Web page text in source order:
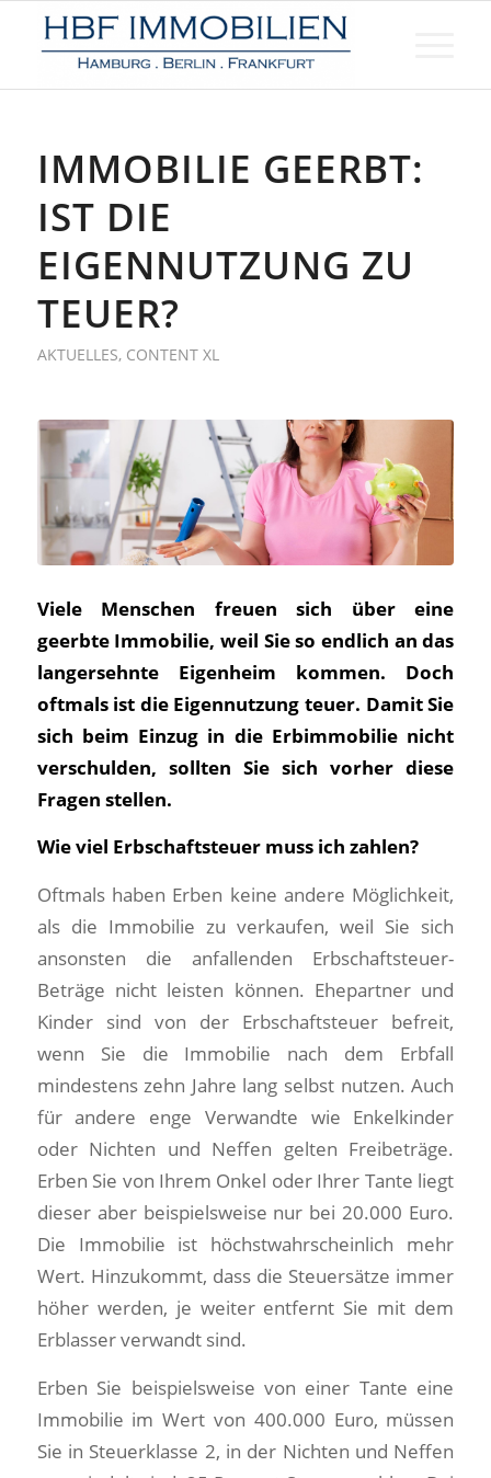
IMMOBILIE GEERBT:
IST DIE
EIGENNUTZUNG ZU
TEUER?
AKTUELLES, CONTENT XL
Viele Menschen freuen sich über eine
geerbte Immobilie, weil Sie so endlich an das
langersehnte Eigenheim kommen. Doch
oftmals ist die Eigennutzung teuer. Damit Sie
sich beim Einzug in die Erbimmobilie nicht
verschulden, sollten Sie sich vorher diese
Fragen stellen.
Wie viel Erbschaftsteuer muss ich zahlen?
Oftmals haben Erben keine andere Möglichkeit,
als die Immobilie zu verkaufen, weil Sie sich
ansonsten die anfallenden Erbschaftsteuer-
Beträge nicht leisten können. Ehepartner und
Kinder sind von der Erbschaftsteuer befreit,
wenn Sie die Immobilie nach dem Erbfall
mindestens zehn Jahre lang selbst nutzen. Auch
für andere enge Verwandte wie Enkelkinder
oder Nichten und Neffen gelten Freibeträge.
Erben Sie von Ihrem Onkel oder Ihrer Tante liegt
dieser aber beispielsweise nur bei 20.000 Euro.
Die Immobilie ist höchstwahrscheinlich mehr
Wert. Hinzukommt, dass die Steuersätze immer
höher werden, je weiter entfernt Sie mit dem
Erblasser verwandt sind.
Erben Sie beispielsweise von einer Tante eine
Immobilie im Wert von 400.000 Euro, müssen
Sie in Steuerklasse 2, in der Nichten und Neffen